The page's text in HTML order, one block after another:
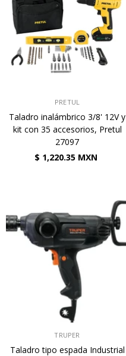
PRETUL
Taladro inalámbrico 3/8' 12V y
kit con 35 accesorios, Pretul
27097
$ 1,220.35 MXN
TRUPER
Taladro tipo espada Industrial